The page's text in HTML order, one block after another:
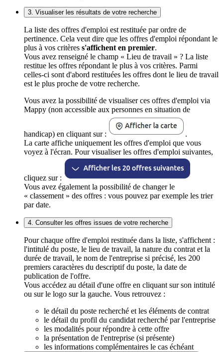
3. Visualiser les résultats de votre recherche
La liste des offres d'emploi est restituée par ordre de
pertinence. Cela veut dire que les offres d'emploi répondant le
plus à vos critères s'affichent en premier.
Vous avez renseigné le champ « Lieu de travail » ? La liste
restitue les offres répondant le plus à vos critères. Parmi
celles-ci sont d'abord restituées les offres dont le lieu de travail
est le plus proche de votre recherche.
Vous avez la possibilité de visualiser ces offres d'emploi via
Mappy (non accessible aux personnes en situation de
handicap) en cliquant sur :
.
La carte affiche uniquement les offres d'emploi que vous
voyez à l'écran. Pour visualiser les offres d'emploi suivantes,
cliquez sur :
Vous avez également la possibilité de changer le
« classement » des offres : vous pouvez par exemple les trier
par date.
4. Consulter les offres issues de votre recherche
Pour chaque offre d'emploi restituée dans la liste, s'affichent :
l'intitulé du poste, le lieu de travail, la nature du contrat et la
durée de travail, le nom de l'entreprise si précisé, les 200
premiers caractères du descriptif du poste, la date de
publication de l'offre.
Vous accédez au détail d'une offre en cliquant sur son intitulé
ou sur le logo sur la gauche. Vous retrouvez :
le détail du poste recherché et les éléments de contrat
le détail du profil du candidat recherché par l'entreprise
les modalités pour répondre à cette offre
la présentation de l'entreprise (si présente)
les informations complémentaires le cas échéant